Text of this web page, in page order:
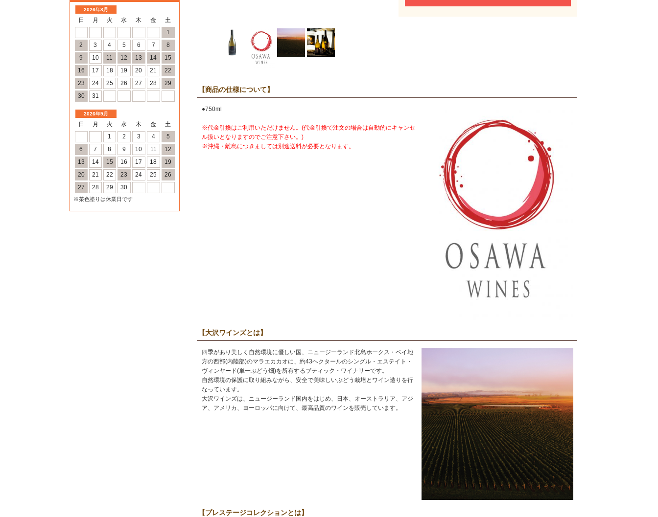
【商品の仕様について】
●750ml
※代金引換はご利用いただけません。(代金引換で注文の場合は自動的にキャンセ
ル扱いとなりますのでご注意下さい。)
※沖縄・離島につきましては別途送料が必要となります。
【大沢ワインズとは】
四季があり美しく自然環境に優しい国、ニュージーランド北島ホークス・ベイ地
方の西部(内陸部)のマラエカカオに、約43ヘクタールのシングル・エステイト・
ヴィンヤード(単一ぶどう畑)を所有するブティック・ワイナリーです。
自然環境の保護に取り組みながら、安全で美味しいぶどう栽培とワイン造りを行
なっています。
大沢ワインズは、ニュージーランド国内をはじめ、日本、オーストラリア、アジ
ア、アメリカ、ヨーロッパに向けて、最高品質のワインを販売しています。
【プレステージコレクションとは】
2026年8月
日 月 火 水 木 金
土
1
2
3 4 5 6 7
8
9
10 11 12 13 14
15
16
17 18 19 20 21
22
23
24 25 26 27 28
29
30
31
2026年9月
日 月 火 水 木 金
土
1
2 3 4
5
6
7 8 9 10 11
12
13
14 15 16 17 18
19
20
21 22 23 24 25
26
27
28 29 30
※茶色塗りは休業日です